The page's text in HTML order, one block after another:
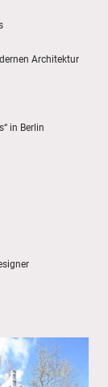
Architektur
in Berlin